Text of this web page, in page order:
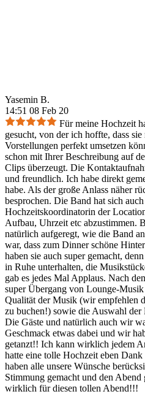
Yasemin B.
14:51 08 Feb 20
Für meine Hochzeit
gesucht, von der ich hoffte, dass
Vorstellungen perfekt umsetzen
schon mit Ihrer Beschreibung auf
Clips überzeugt. Die
und freundlich. Ich habe direkt
habe. Als der große Anlass näher
besprochen. Die Band hat sich
Hochzeitskoordinatorin der
Aufbau, Uhrzeit etc abzustimmen.
natürlich aufgeregt, wie die Band
war, dass zum Dinner schöne
haben sie auch super gemacht,
in Ruhe unterhalten, die
gab es jedes Mal Applaus. Nach
super Übergang von Lounge-
Qualität der Musik (wir empfehlen
zu buchen!) sowie die Auswahl
Die Gäste und natürlich auch wir
Geschmack etwas dabei und wir
getanzt!! Ich kann wirklich jedem
hatte eine tolle Hochzeit eben
haben alle unsere Wünsche
Stimmung gemacht und den
wirklich für diesen tollen Abend!!!